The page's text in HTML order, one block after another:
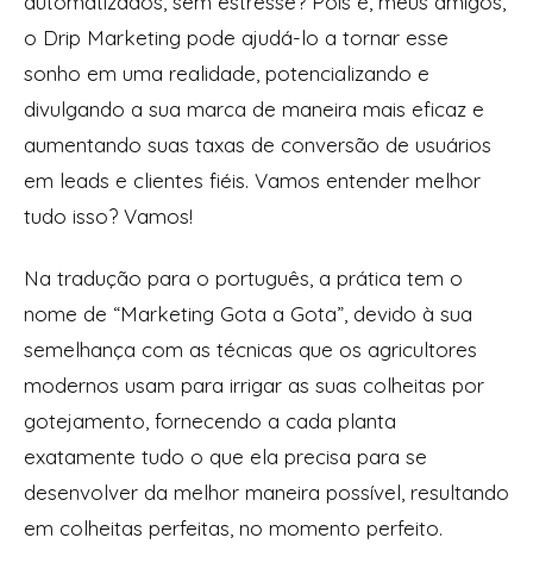
o Drip Marketing pode ajudá-lo a tornar esse
sonho em uma realidade, potencializando e
divulgando a sua marca de maneira mais eficaz e
aumentando suas taxas de conversão de usuários
em leads e clientes fiéis. Vamos entender melhor
tudo isso? Vamos!
Na tradução para o português, a prática tem o
nome de “Marketing Gota a Gota”, devido à sua
semelhança com as técnicas que os agricultores
modernos usam para irrigar as suas colheitas por
gotejamento, fornecendo a cada planta
exatamente tudo o que ela precisa para se
desenvolver da melhor maneira possível, resultando
em colheitas perfeitas, no momento perfeito.